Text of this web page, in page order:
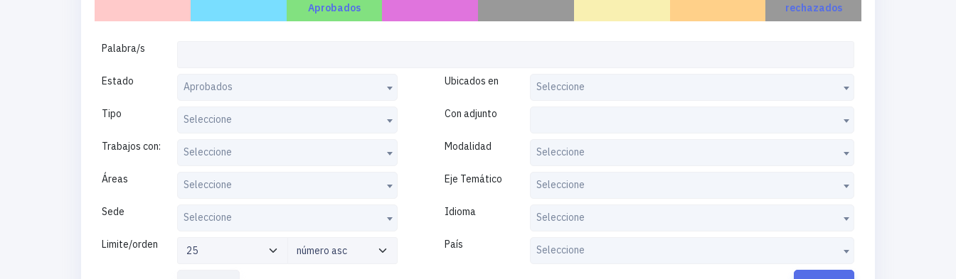
Aprobados
rechazados
Palabra/s
Estado Aprobados Ubicados en Seleccione
Tipo Seleccione Con adjunto
Trabajos con: Seleccione Modalidad Seleccione
Áreas Seleccione Eje Temático Seleccione
Sede Seleccione Idioma Seleccione
Limite/orden País Seleccione